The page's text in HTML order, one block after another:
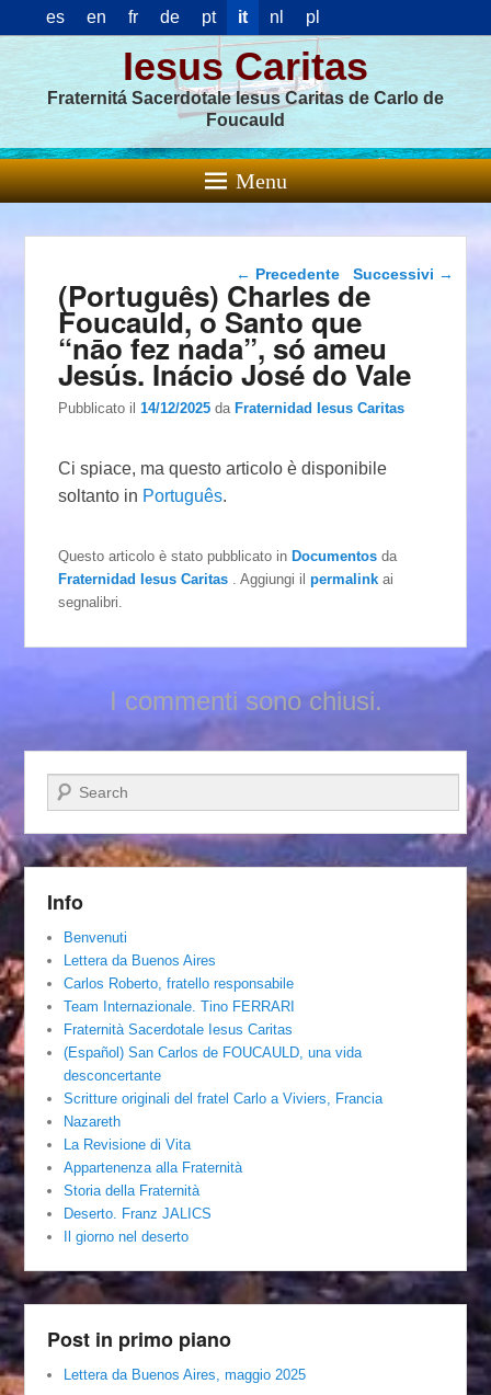
es en fr de pt it nl pl
Iesus Caritas
Fraternitá Sacerdotale Iesus Caritas de Carlo de
Foucauld
Menu
Navigazione articolo
← Precedente Successivi →
(Português) Charles de
Foucauld, o Santo que
“nāo fez nada”, só ameu
Jesús. Inácio José do Vale
Pubblicato il14/12/2025 daFraternidad Iesus Caritas
Ci spiace, ma questo articolo è disponibile
soltanto in Português.
Questo articolo è stato pubblicato inDocumentos da
Fraternidad Iesus Caritas
. Aggiungi ilpermalink ai
segnalibri.
I commenti sono chiusi.
Cerca
Info
Benvenuti
Lettera da Buenos Aires
Carlos Roberto, fratello responsabile
Team Internazionale. Tino FERRARI
Fraternità Sacerdotale Iesus Caritas
(Español) San Carlos de FOUCAULD, una vida
desconcertante
Scritture originali del fratel Carlo a Viviers, Francia
Nazareth
La Revisione di Vita
Appartenenza alla Fraternità
Storia della Fraternità
Deserto. Franz JALICS
Il giorno nel deserto
Post in primo piano
Lettera da Buenos Aires, maggio 2025